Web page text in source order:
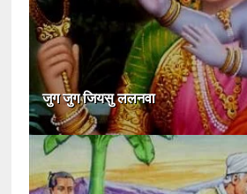
जुग जुग जियसु ललनवा